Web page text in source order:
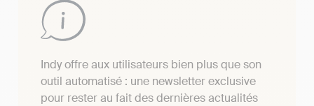
Indy offre aux utilisateurs bien plus que son
outil automatisé : une newsletter exclusive
pour rester au fait des dernières actualités